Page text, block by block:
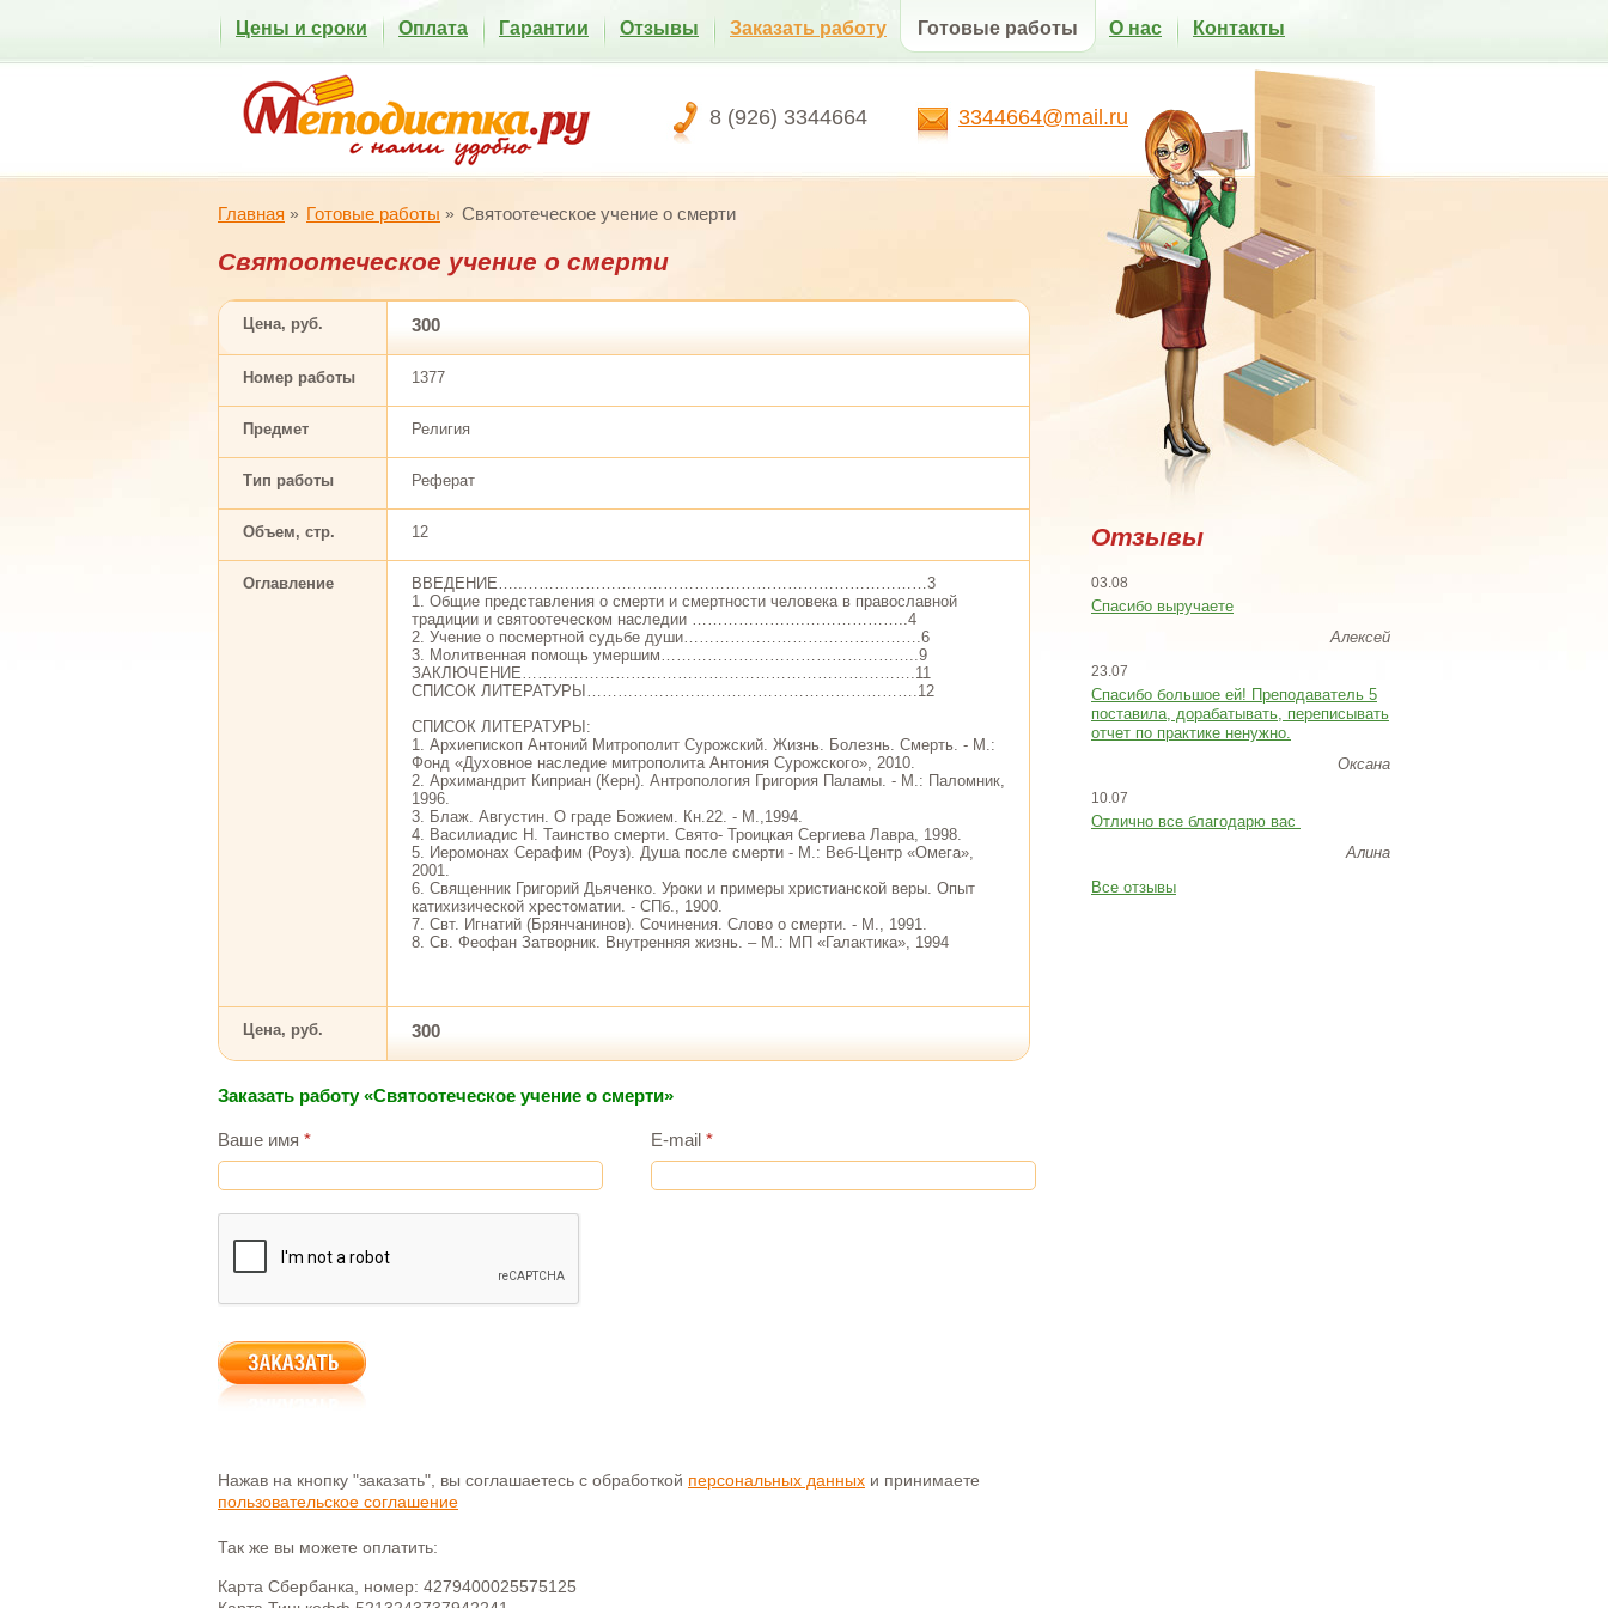
8 (926) 3344664 3344664@mail.ru
Цены и сроки Оплата Гарантии Отзывы Заказать работу Готовые работы О нас Контакты
Главная Готовые работы Святоотеческое учение о смерти
Святоотеческое учение о смерти
Цена, руб. 300
Номер работы 1377
Предмет Религия
Тип работы Реферат
Объем, стр. 12
Оглавление
ВВЕДЕНИЕ…..……………………………………………………………………3
1. Общие представления о смерти и смертности человека в православной
традиции и святоотеческом наследии ………………….………………..4
2. Учение о посмертной судьбе души……………………………………….6
3. Молитвенная помощь умершим…………………………………………..9
ЗАКЛЮЧЕНИЕ………………………………………………………………….11
СПИСОК ЛИТЕРАТУРЫ……………………………………………………….12
СПИСОК ЛИТЕРАТУРЫ:
1. Архиепископ Антоний Митрополит Сурожский. Жизнь. Болезнь. Смерть. - М.:
Фонд «Духовное наследие митрополита Антония Сурожского», 2010.
2. Архимандрит Киприан (Керн). Антропология Григория Паламы. - М.: Паломник,
1996.
3. Блаж. Августин. О граде Божием. Кн.22. - М.,1994.
4. Василиадис Н. Таинство смерти. Свято- Троицкая Сергиева Лавра, 1998.
5. Иеромонах Серафим (Роуз). Душа после смерти - М.: Веб-Центр «Омега»,
2001.
6. Священник Григорий Дьяченко. Уроки и примеры христианской веры. Опыт
катихизической хрестоматии. - СПб., 1900.
7. Свт. Игнатий (Брянчанинов). Сочинения. Слово о смерти. - М., 1991.
8. Св. Феофан Затворник. Внутренняя жизнь. – М.: МП «Галактика», 1994
Цена, руб. 300
Заказать работу «Святоотеческое учение о смерти»
Ваше имя * E-mail *
Нажав на кнопку "заказать", вы соглашаетесь с обработкой персональных данных и принимаете
пользовательское соглашение
Так же вы можете оплатить:
Карта Сбербанка, номер: 4279400025575125
Отзывы
03.08
Спасибо выручаете
Алексей
23.07
Cпасибо большое ей! Преподаватель 5
поставила, дорабатывать, переписывать
отчет по практике ненужно.
Оксана
10.07
Отлично все благодарю вас
Алина
Все отзывы